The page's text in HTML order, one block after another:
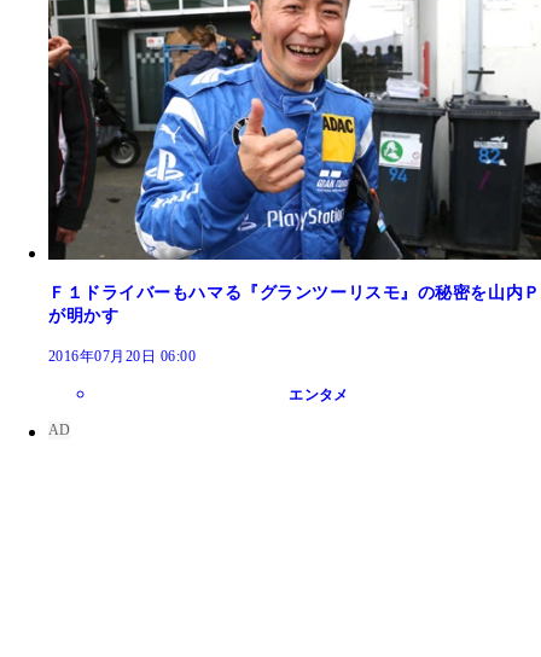
Ｆ１ドライバーもハマる『グランツーリスモ』の秘密を山内Ｐ
が明かす
2016年07月20日 06:00
エンタメ